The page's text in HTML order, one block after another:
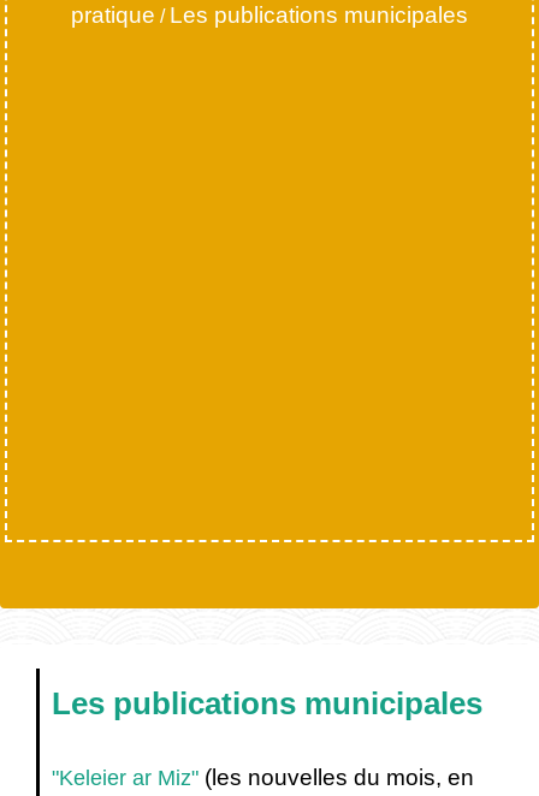
pratique / Les publications municipales
Les publications municipales
"Keleier ar Miz" (les nouvelles du mois, en